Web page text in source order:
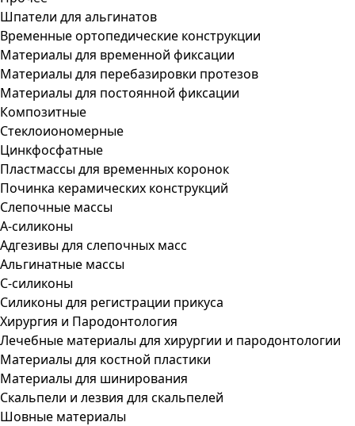
Шпатели для альгинатов
Временные ортопедические конструкции
Материалы для временной фиксации
Материалы для перебазировки протезов
Материалы для постоянной фиксации
Композитные
Стеклоиономерные
Цинкфосфатные
Пластмассы для временных коронок
Починка керамических конструкций
Слепочные массы
А-силиконы
Адгезивы для слепочных масс
Альгинатные массы
С-силиконы
Силиконы для регистрации прикуса
Хирургия и Пародонтология
Лечебные материалы для хирургии и пародонтологии
Материалы для костной пластики
Материалы для шинирования
Скальпели и лезвия для скальпелей
Шовные материалы